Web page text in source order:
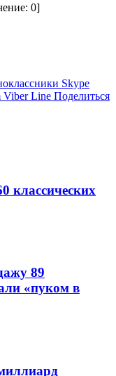
0]
Skype
Viber Line Поделиться
классических
89
«пуком в